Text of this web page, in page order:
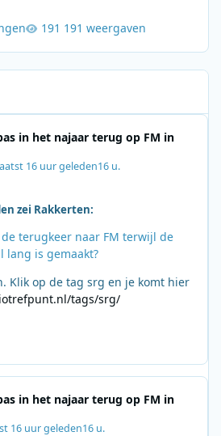
191 weergaven
in het najaar terug op FM in
16 uur geleden16 u.
zei Rakkerten:
terugkeer naar FM terwijl de
lang is gemaakt?
Klik op de tag srg en je komt hier
tags/srg/
in het najaar terug op FM in
16 uur geleden16 u.